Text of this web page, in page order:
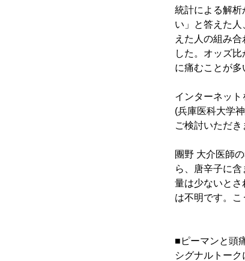
統計による解
い」と答えた
えた人の組み
した。オッズ
に痛むことが多
インターネッ
(兵庫医科大学
ご検討いただき
團野 大介医師
ら、唐辛子に
量は少ないとさ
は不明です。こ
■ピーマンと頭
シグナルトー